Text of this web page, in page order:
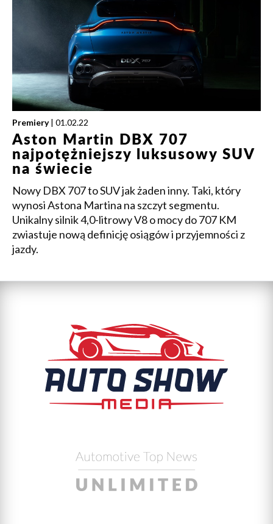
Premiery | 01.02.22
Aston Martin DBX 707
najpotężniejszy luksusowy SUV
na świecie
Nowy DBX 707 to SUV jak żaden inny. Taki, który
wynosi Astona Martina na szczyt segmentu.
Unikalny silnik 4,0-litrowy V8 o mocy do 707 KM
zwiastuje nową definicję osiągów i przyjemności z
jazdy.